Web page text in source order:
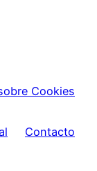
Cookies
Contacto